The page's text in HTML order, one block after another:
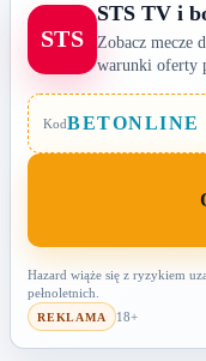
STS
STS TV i
Zobacz mecze
warunki oferty
KodBETONLINE
Hazard wiąże się z ryzykiem
pełnoletnich.
REKLAMA 18+